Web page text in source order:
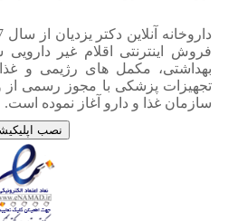
فروش اینترنتی اقلام غیر
بهداشتی، مکمل های رژیمی و
تجهیزات پزشکی با مجوز رسمی
سازمان غذا و دارو آغاز نموده است.
نصب